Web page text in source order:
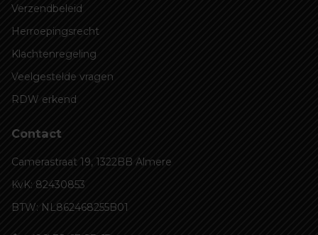
Verzendbeleid
Herroepingsrecht
Klachtenregeling
Veelgestelde vragen
RDW erkend
Contact
Camerastraat 19, 1322BB Almere
KvK: 82430853
BTW: NL862468255B01